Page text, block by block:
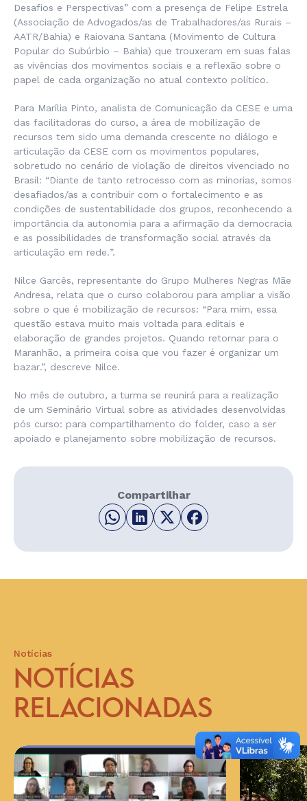
Desafios e Perspectivas” com a presença de Felipe Estrela
(Associação de Advogados/as de Trabalhadores/as Rurais –
AATR/Bahia) e Raiovana Santana (Movimento de Cultura
Popular do Subúrbio – Bahia) que trouxeram em suas falas
as vivências dos movimentos sociais e a reflexão sobre o
papel de cada organização no atual contexto político.
Para Marília Pinto, analista de Comunicação da CESE e uma
das facilitadoras do curso, a área de mobilização de
recursos tem sido uma demanda crescente no diálogo e
articulação da CESE com os movimentos populares,
sobretudo no cenário de violação de direitos vivenciado no
Brasil: “Diante de tanto retrocesso com as minorias, somos
desafiados/as a contribuir com o fortalecimento e as
condições de sustentabilidade dos grupos, reconhecendo a
importância da autonomia para a afirmação da democracia
e as possibilidades de transformação social através da
articulação em rede.”.
Nilce Garcês, representante do Grupo Mulheres Negras Mãe
Andresa, relata que o curso colaborou para ampliar a visão
sobre o que é mobilização de recursos: “Para mim, essa
questão estava muito mais voltada para editais e
elaboração de grandes projetos. Quando retornar para o
Maranhão, a primeira coisa que vou fazer é organizar um
bazar.”, descreve Nilce.
No mês de outubro, a turma se reunirá para a realização
de um Seminário Virtual sobre as atividades desenvolvidas
pós curso: para compartilhamento do folder, caso a ser
apoiado e planejamento sobre mobilização de recursos.
Compartilhar
Notícias
NOTÍCIAS
RELACIONADAS